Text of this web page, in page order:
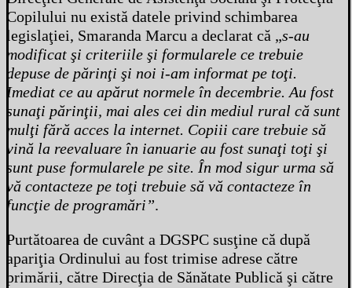
Copilului nu există datele privind schimbarea
legislaţiei, Smaranda Marcu a declarat că „s-au
modificat şi criteriile şi formularele ce trebuie
depuse de părinţi şi noi i-am informat pe toţi.
Imediat ce au apărut normele în decembrie. Au fost
sunaţi părinţii, mai ales cei din mediul rural că sunt
mulţi fără acces la internet. Copiii care trebuie să
vină la reevaluare în ianuarie au fost sunaţi toţi şi
sunt puse formularele pe site. În mod sigur urma să
vă contacteze pe toţi trebuie să vă contacteze în
funcţie de programări”.
Purtătoarea de cuvânt a DGSPC susţine că după
apariţia Ordinului au fost trimise adrese către
primării, către Direcţia de Sănătate Publică şi către